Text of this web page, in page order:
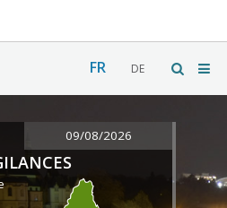
FR DE
09/08/2026